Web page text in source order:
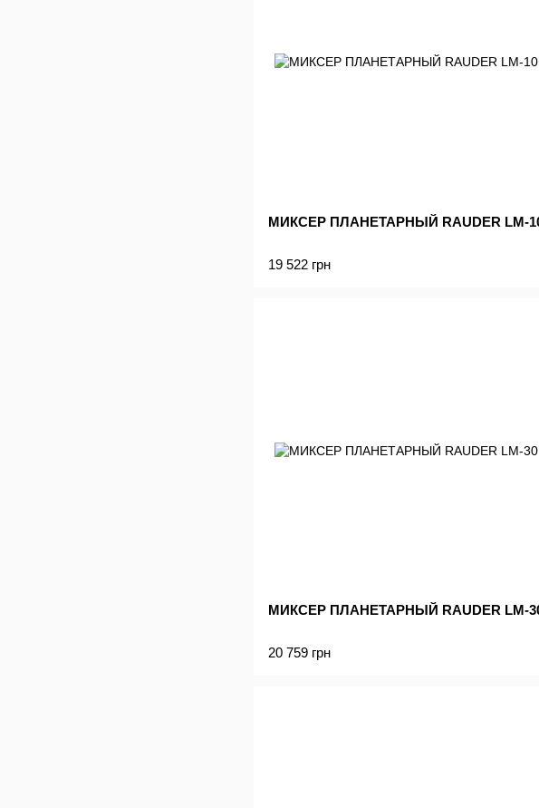
МИКСЕР ПЛАНЕТАРНЫЙ RAUDER LM-
19 522 грн
МИКСЕР ПЛАНЕТАРНЫЙ RAUDER LM-
20 759 грн